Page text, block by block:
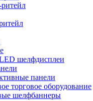
шелфдисплеи
панели
торговое оборудование
шелфбаннеры